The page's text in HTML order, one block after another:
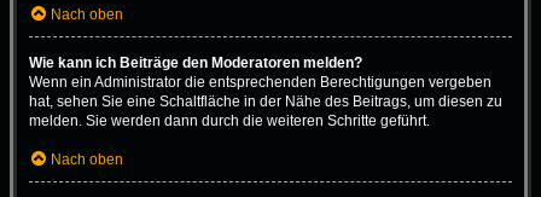
Nach oben
Wie kann ich Beiträge den Moderatoren melden?
Wenn ein Administrator die entsprechenden Berechtigungen vergeben
hat, sehen Sie eine Schaltfläche in der Nähe des Beitrags, um diesen zu
melden. Sie werden dann durch die weiteren Schritte geführt.
Nach oben